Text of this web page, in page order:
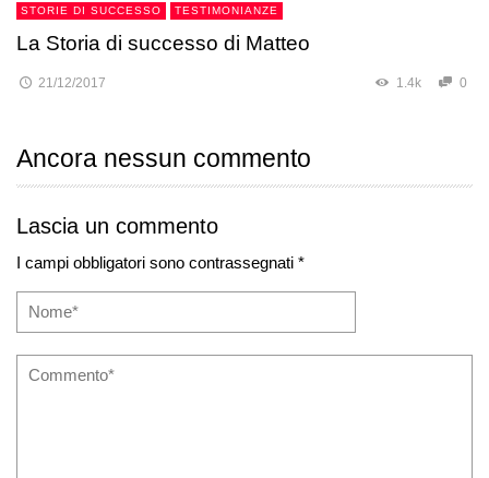
STORIE DI SUCCESSO TESTIMONIANZE
La Storia di successo di Matteo
21/12/2017 1.4k 0
Ancora nessun commento
Lascia un commento
I campi obbligatori sono contrassegnati *